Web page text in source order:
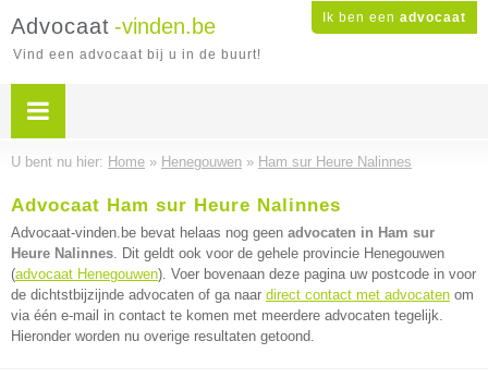
Ik ben een advocaat
Advocaat -vinden.be
Vind een advocaat bij u in de buurt!
U bent nu hier: Home » Henegouwen » Ham sur Heure Nalinnes
Advocaat Ham sur Heure Nalinnes
Advocaat-vinden.be bevat helaas nog geen advocaten in Ham sur
Heure Nalinnes. Dit geldt ook voor de gehele provincie Henegouwen
(advocaat Henegouwen). Voer bovenaan deze pagina uw postcode in voor
de dichtstbijzijnde advocaten of ga naar direct contact met advocaten om
via één e-mail in contact te komen met meerdere advocaten tegelijk.
Hieronder worden nu overige resultaten getoond.